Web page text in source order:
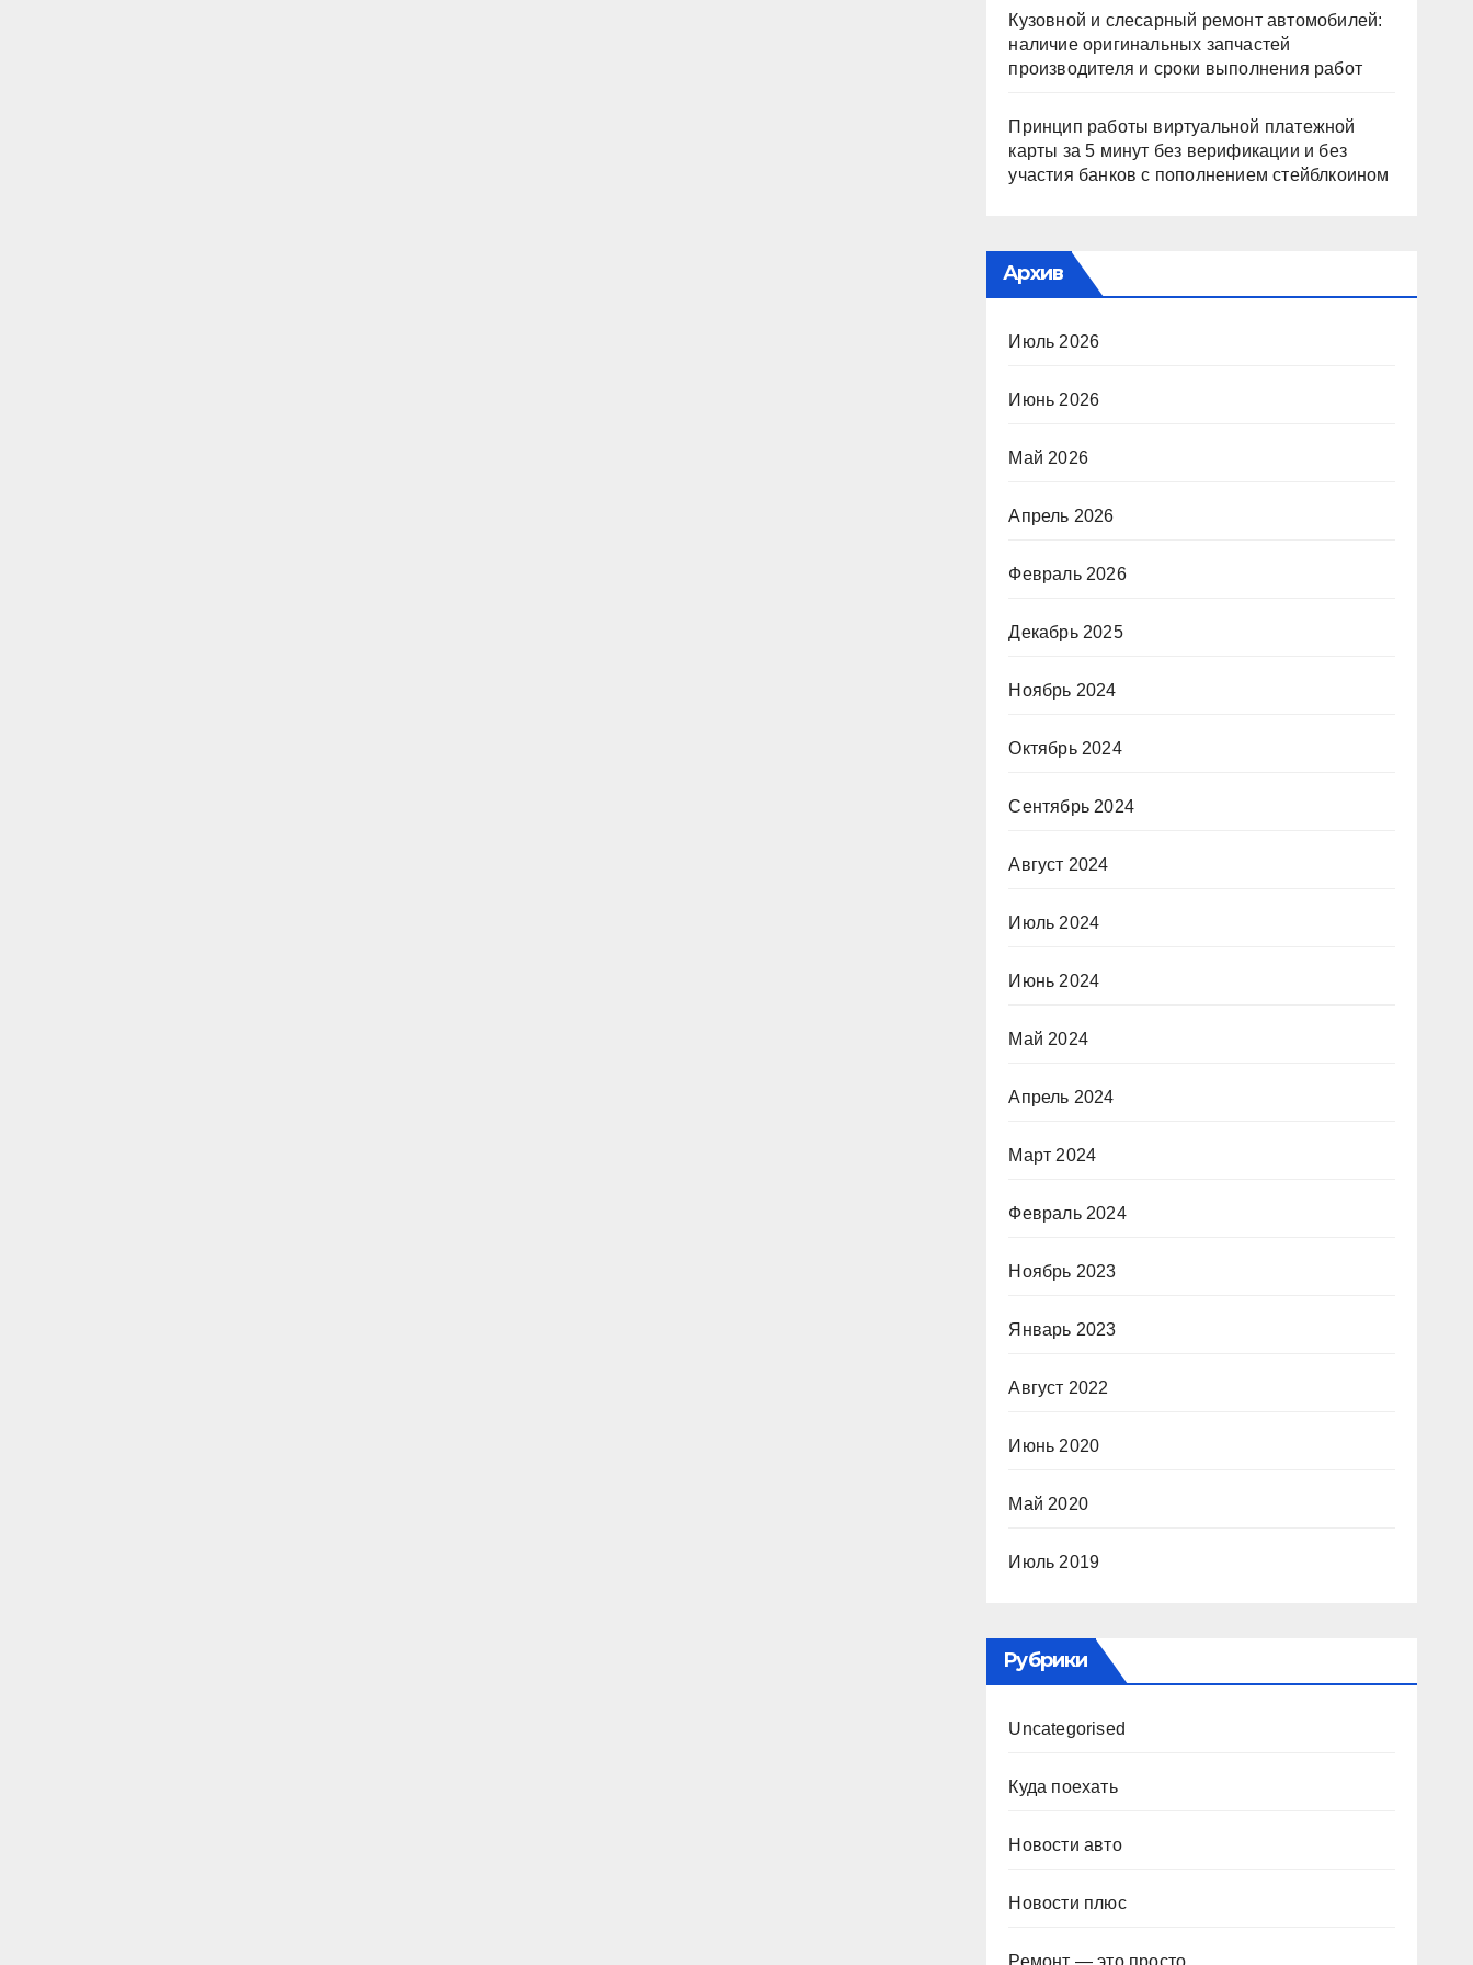
Кузовной и слесарный ремонт автомобилей:
наличие оригинальных запчастей
производителя и сроки выполнения работ
Принцип работы виртуальной платежной
карты за 5 минут без верификации и без
участия банков с пополнением стейблкоином
Архив
Июль 2026
Июнь 2026
Май 2026
Апрель 2026
Февраль 2026
Декабрь 2025
Ноябрь 2024
Октябрь 2024
Сентябрь 2024
Август 2024
Июль 2024
Июнь 2024
Май 2024
Апрель 2024
Март 2024
Февраль 2024
Ноябрь 2023
Январь 2023
Август 2022
Июнь 2020
Май 2020
Июль 2019
Рубрики
Uncategorised
Куда поехать
Новости авто
Новости плюс
Ремонт — это просто